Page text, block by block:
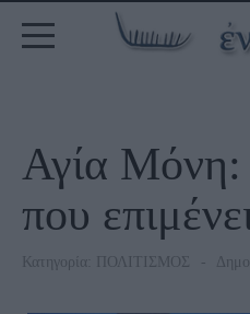
Αγία
που
Κατηγορία: ΠΟΛΙΤΙΣΜΟΣ